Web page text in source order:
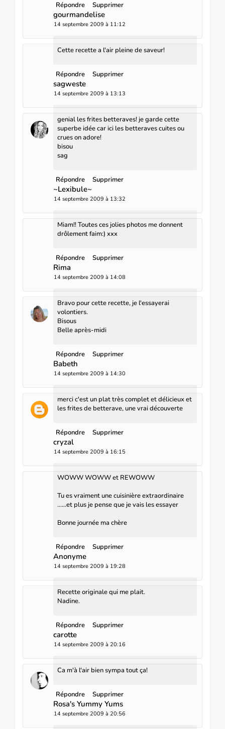
Répondre Supprimer
gourmandelise
14 septembre 2009 à 11:12
Cette recette a l'air pleine de saveur!
Répondre Supprimer
sagweste
14 septembre 2009 à 13:13
genial les frites betteraves! je garde cette
superbe idée car ici les betteraves cuites ou
crues on adore!
bisou
sag
Répondre Supprimer
~Lexibule~
14 septembre 2009 à 13:32
Miam!! Toutes ces jolies photos me donnent
drôlement faim:) xxx
Répondre Supprimer
Rima
14 septembre 2009 à 14:08
Bravo pour cette recette, je l'essayerai
volontiers.
Bisous
Belle après-midi
Répondre Supprimer
Babeth
14 septembre 2009 à 14:30
merci c'est un plat très complet et délicieux et
les frites de betterave, une vrai découverte
Répondre Supprimer
cryzal
14 septembre 2009 à 16:15
WOWW WOWW et REWOWW
Tu es vraiment une cuisinière extraordinaire
......et plus je pense que je vais les essayer
Bonne journée ma chère
Répondre Supprimer
Anonyme
14 septembre 2009 à 19:28
Recette originale qui me plait.
Nadine.
Répondre Supprimer
carotte
14 septembre 2009 à 20:16
Ca m'à l'air bien sympa tout ça!
Répondre Supprimer
Rosa's Yummy Yums
14 septembre 2009 à 20:56